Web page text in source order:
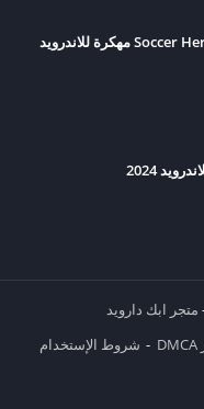
تحميل Soccer Hero PvP Football Game مهكرة للاندرويد
متجر ابك دارويد
شروط الإستخدام